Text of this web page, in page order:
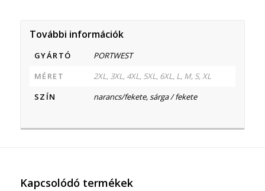
További információk
GYÁRTÓ
PORTWEST
MÉRET
2XL, 3XL, 4XL, 5XL, 6XL, L, M, S, XL
SZÍN
narancs/fekete, sárga / fekete
Kapcsolódó termékek